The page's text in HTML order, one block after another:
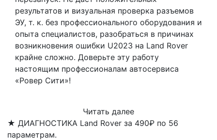
результатов и визуальная проверка разъемов
ЭУ, т. к. без профессионального оборудования и
опыта специалистов, разобраться в причинах
возникновения ошибки U2023 на Land Rover
крайне сложно. Доверьте эту работу
настоящим профессионалам автосервиса
«Ровер Сити»!
Читать далее
★ ДИАГНОСТИКА Land Rover за 490₽ по 56
параметрам.